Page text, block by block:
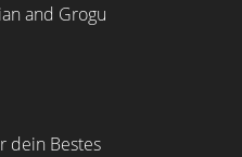
and Grogu
dein Bestes